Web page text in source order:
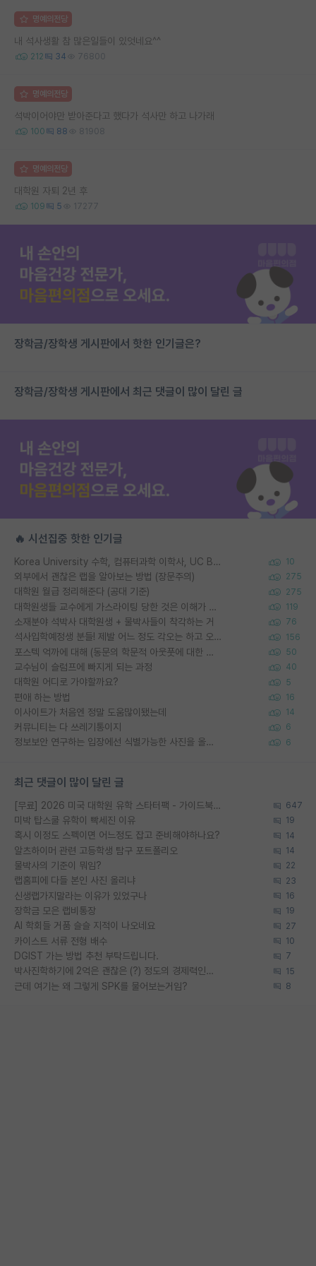
명예의전당
내 석사생활 참 많은일들이 있엇네요^^
212 34 76800
명예의전당
석박이어야만 받아준다고 했다가 석사만 하고 나가래
100 88 81908
명예의전당
대학원 자퇴 2년 후
109 5 17277
장학금/장학생 게시판에서 핫한 인기글은?
장학금/장학생 게시판에서 최근 댓글이 많이 달린 글
🔥 시선집중 핫한 인기글
Korea University 수학, 컴퓨터과학 이학사, UC Berkeley 산업공학 대학원 공학박사가 되는 것은 쉽지 않겠죠? 10
외부에서 괜찮은 랩을 알아보는 방법 (장문주의) 275
대학원 월급 정리해준다 (공대 기준) 275
대학원생들 교수에게 가스라이팅 당한 것은 이해가 갑니다. 안타깝네요. 119
소재분야 석박사 대학원생 + 물박사들이 착각하는 거 76
석사입학예정생 분들! 제발 어느 정도 각오는 하고 오세요. 156
포스텍 억까에 대해 (동문의 학문적 아웃풋에 대한 반박) 50
교수님이 슬럼프에 빠지게 되는 과정 40
대학원 어디로 가야할까요? 5
편애 하는 방법 16
이사이트가 처음엔 정말 도움많이됐는데 14
커뮤니티는 다 쓰레기통이지 6
정보보안 연구하는 입장에선 식별가능한 사진을 올리는건 비추이긴함 6
최근 댓글이 많이 달린 글
[무료] 2026 미국 대학원 유학 스타터팩 - 가이드북 & 합격자 컨택메일 템플릿 647
미박 탑스쿨 유학이 빡세진 이유 19
혹시 이정도 스펙이면 어느정도 잡고 준비해야하나요? 14
알츠하이머 관련 고등학생 탐구 포트폴리오 14
물박사의 기준이 뭐임? 22
랩홈피에 다들 본인 사진 올리냐 23
신생랩가지말라는 이유가 있었구나 16
장학금 모은 랩비통장 19
AI 학회들 거품 슬슬 지적이 나오네요 27
카이스트 서류 전형 배수 10
DGIST 가는 방법 추천 부탁드립니다. 7
박사진학하기에 2억은 괜찮은 (?) 정도의 경제력인가요 15
근데 여기는 왜 그렇게 SPK를 물어보는거임? 8